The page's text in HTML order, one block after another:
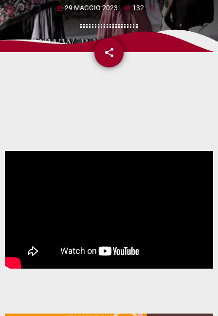
today 29 MAGGIO 2023 132
share
email